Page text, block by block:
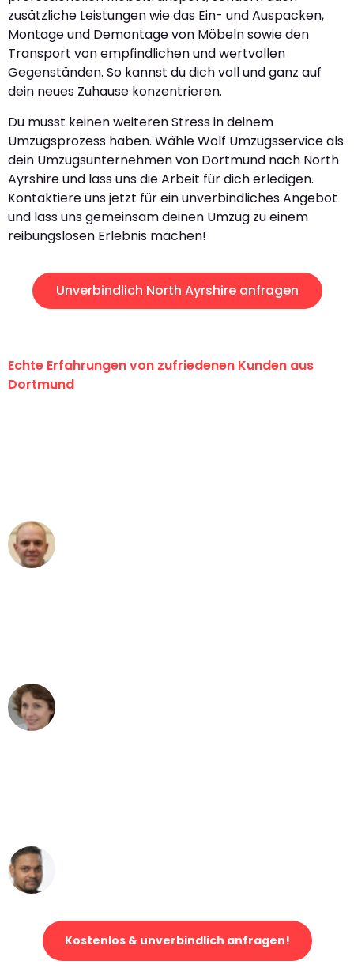
zusätzliche Leistungen wie das Ein- und Auspacken,
Montage und Demontage von Möbeln sowie den
Transport von empfindlichen und wertvollen
Gegenständen. So kannst du dich voll und ganz auf
dein neues Zuhause konzentrieren.
Du musst keinen weiteren Stress in deinem
Umzugsprozess haben. Wähle Wolf Umzugsservice als
dein Umzugsunternehmen von Dortmund nach North
Ayrshire und lass uns die Arbeit für dich erledigen.
Kontaktiere uns jetzt für ein unverbindliches Angebot
und lass uns gemeinsam deinen Umzug zu einem
reibungslosen Erlebnis machen!
Unverbindlich North Ayrshire anfragen
Echte Erfahrungen von zufriedenen Kunden aus
Dortmund
Kostenlos & unverbindlich anfragen!